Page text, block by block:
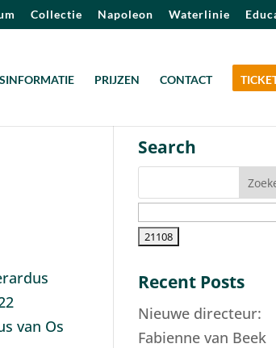
Collectie Napoleon Waterlinie
PRIJZEN CONTACT
van Os
Search
Recent Posts
Nieuwe directeur:
Fabienne van Beek